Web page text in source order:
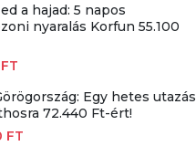
a hajad: 5 napos
nyaralás Korfun 55.100
Egy hetes utazás
72.440 Ft-ért!
FT